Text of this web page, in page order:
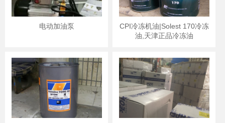
电动加油泵
CPI冷冻机油|Solest 170冷冻
油,天津正品冷冻油